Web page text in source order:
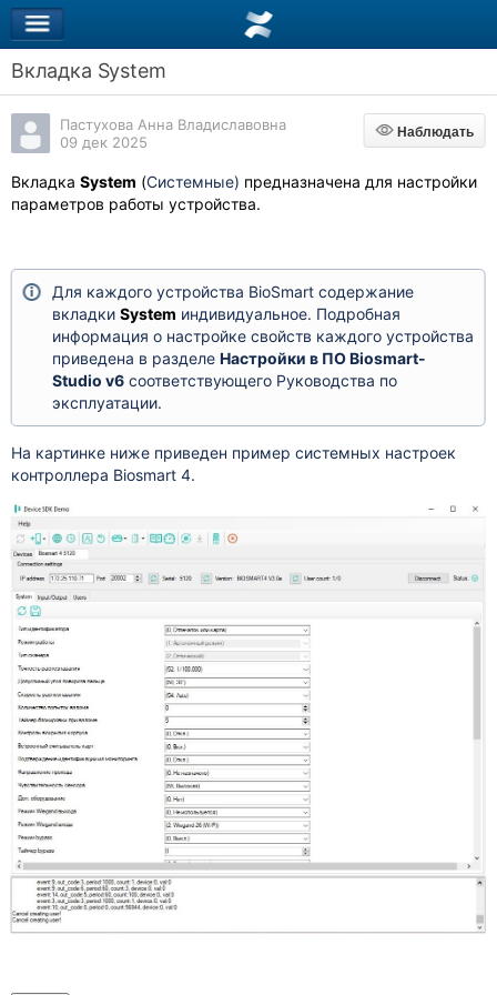
Вкладка System
Пастухова Анна Владиславовна
09 дек 2025
Наблюдать
Наблюдать
Вкладка System (Системные) предназначена для настройки
параметров работы устройства.
Для каждого устройства BioSmartсодержание
вкладки System индивидуальное. Подробная
информация о настройке свойств каждого устройства
приведена в разделе Настройки в ПО Biosmart-
Studio v6 соответствующего Руководства по
эксплуатации.
На картинке ниже приведен пример системных настроек
контроллера Biosmart 4.